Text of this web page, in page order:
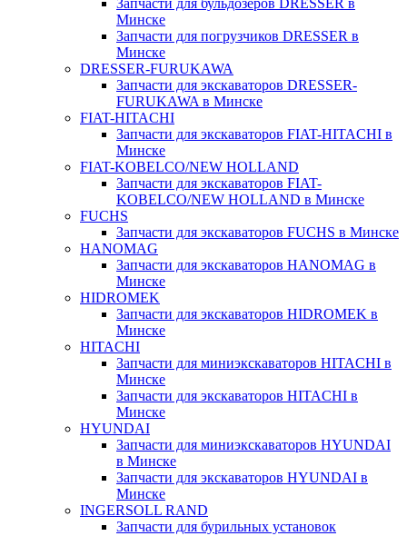
Запчасти для бульдозеров DRESSER в
Минске
Запчасти для погрузчиков DRESSER в
Минске
DRESSER-FURUKAWA
Запчасти для экскаваторов DRESSER-
FURUKAWA в Минске
FIAT-HITACHI
Запчасти для экскаваторов FIAT-HITACHI в
Минске
FIAT-KOBELCO/NEW HOLLAND
Запчасти для экскаваторов FIAT-
KOBELCO/NEW HOLLAND в Минске
FUCHS
Запчасти для экскаваторов FUCHS в Минске
HANOMAG
Запчасти для экскаваторов HANOMAG в
Минске
HIDROMEK
Запчасти для экскаваторов HIDROMEK в
Минске
HITACHI
Запчасти для миниэкскаваторов HITACHI в
Минске
Запчасти для экскаваторов HITACHI в
Минске
HYUNDAI
Запчасти для миниэкскаваторов HYUNDAI
в Минске
Запчасти для экскаваторов HYUNDAI в
Минске
INGERSOLL RAND
Запчасти для бурильных установок